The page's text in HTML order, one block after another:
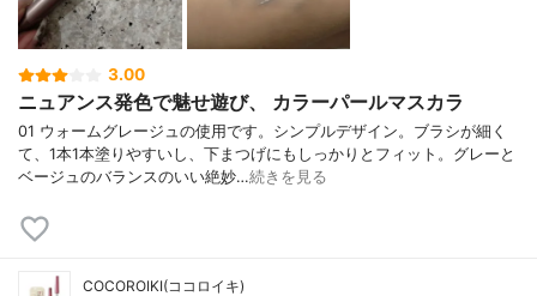
3.00
ニュアンス発色で魅せ遊び、 カラーパールマスカラ
01 ウォームグレージュの使用です。シンプルデザイン。ブラシが細く
て、1本1本塗りやすいし、下まつげにもしっかりとフィット。グレーと
ベージュのバランスのいい絶妙…続きを見る
COCOROIKI(ココロイキ)